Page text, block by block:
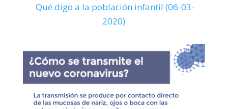
Qué digo a la población infantil (06-03-
2020)